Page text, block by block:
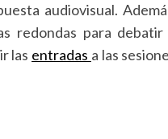
audiovisual.
redondas para
las entradas a las